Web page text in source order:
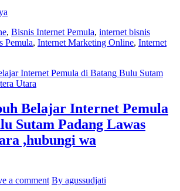
, Bisnis Internet Pemula, internet bisnis
Pemula, Internet Marketing Online, Internet
Belajar Internet Pemula
Sutam Padang Lawas
,hubungi wa
a comment By agussudjati